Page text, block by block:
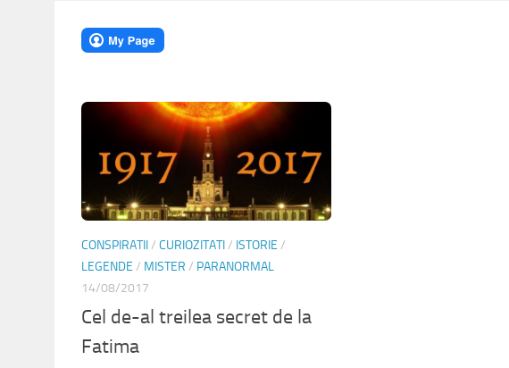
CONSPIRATII/ CURIOZITATI/ ISTORIE /
LEGENDE / MISTER / PARANORMAL
14/08/2017
Cel de-al treilea secret de la
Fatima